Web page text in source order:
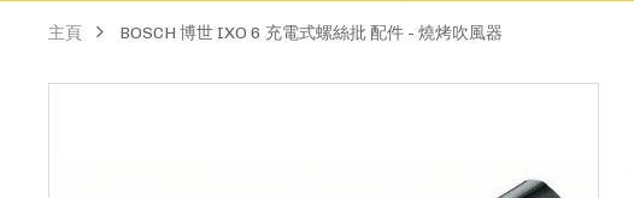
主頁 BOSCH 博世 IXO 6 充電式螺絲批 配件 - 燒烤吹風器